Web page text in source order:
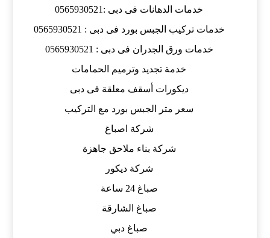
خدمات الدهانات فى دبى :0565930521
خدمات تركيب الجبس بورد فى دبى : 0565930521
خدمات ورق الجدران فى دبى : 0565930521
خدمة تجديد وترميم الحمامات
ديكورات أسقف معلقة فى دبى
سعر متر الجبس بورد مع التركيب
شركة اصباغ
شركة بناء ملاحق جاهزة
شركة ديكور
صباغ 24 ساعة
صباغ الشارقة
صباغ دبي